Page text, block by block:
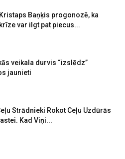
Baņķis progonozē, ka
var ilgt pat piecus...
veikala durvis “izslēdz”
jaunieti
Strādnieki Rokot Ceļu Uzdūrās
Kad Viņi...